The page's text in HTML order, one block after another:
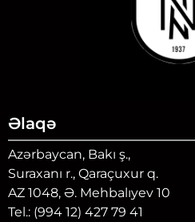
Əlaqə
Azərbaycan, Bakı ş.,
Suraxanı r., Qaraçuxur q.
AZ 1048, Ə. Mehbalıyev 10
Tel.: (994 12) 427 79 41